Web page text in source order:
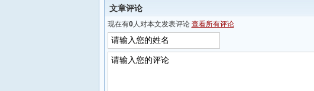
文章评论
现在有0人对本文发表评论 查看所有评论